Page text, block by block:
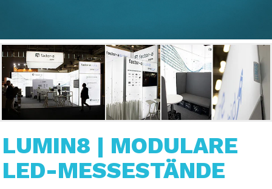
LUMIN8 | MODULARE
LED-MESSESTÄNDE